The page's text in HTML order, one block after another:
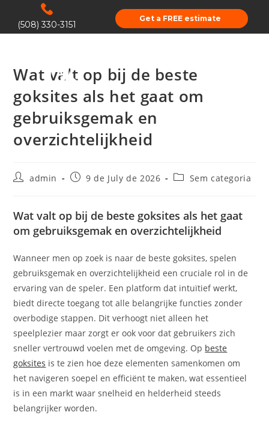
(508) 330-3151
Get a FREE estimate
Wat valt op bij de beste
goksites als het gaat om
gebruiksgemak en
overzichtelijkheid
admin 9 de July de 2026 Sem categoria
Wat valt op bij de beste goksites als het gaat
om gebruiksgemak en overzichtelijkheid
Wanneer men op zoek is naar de beste goksites, spelen
gebruiksgemak en overzichtelijkheid een cruciale rol in de
ervaring van de speler. Een platform dat intuïtief werkt,
biedt directe toegang tot alle belangrijke functies zonder
overbodige stappen. Dit verhoogt niet alleen het
speelplezier maar zorgt er ook voor dat gebruikers zich
sneller vertrouwd voelen met de omgeving. Op beste
goksites is te zien hoe deze elementen samenkomen om
het navigeren soepel en efficiënt te maken, wat essentieel
is in een markt waar snelheid en helderheid steeds
belangrijker worden.